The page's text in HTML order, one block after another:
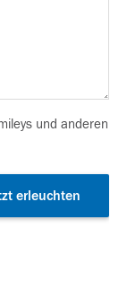
und anderen
erleuchten